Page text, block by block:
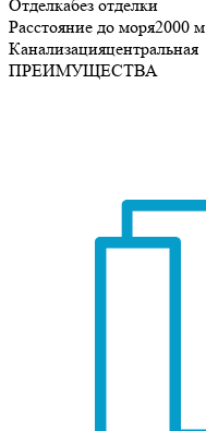
Отделкабез отделки
Расстояние до моря2000 м
Канализацияцентральная
ПРЕИМУЩЕСТВА